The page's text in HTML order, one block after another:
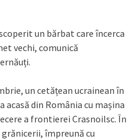
un bărbat care încerca
vechi, comunică
un cetățean ucrainean în
acasă din România cu mașina
a frontierei Crasnoilsc. În
împreună cu